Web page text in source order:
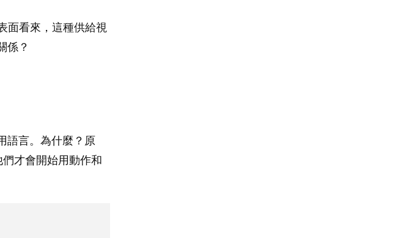
面看來，這種供給視
係？
語言。為什麼？原
才會開始用動作和